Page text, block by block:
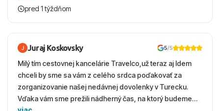
krasny, cisty. Sluzby top. Strava, prostredie, more,
pred 1 týždňom
Juraj Koskovsky 5/5
Milý tím cestovnej kancelárie Travelco,už teraz aj Idem
chceli by sme sa vám z celého srdca poďakovať za
zorganizovanie našej nedávnej dovolenky v Turecku.
Vďaka vám sme prežili nádherný čas, na ktorý budeme